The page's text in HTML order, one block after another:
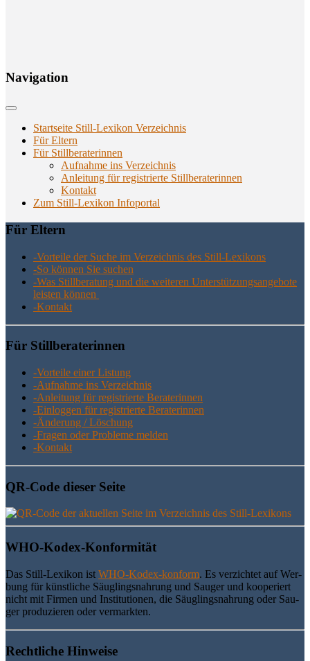
Navi­ga­ti­on
Startseite Still-Lexikon Verzeichnis
Für Eltern
Für Stillberaterinnen
Aufnahme ins Verzeichnis
Anlei­tung für regis­trier­te Stillberaterinnen
Kon­takt
Zum Still-Lexikon Infoportal
Für Eltern
-Vor­tei­le der Suche im Ver­zeich­nis des Still-Lexikons
-So kön­nen Sie suchen
-Was Still­be­ra­tung und die wei­te­ren Unter­stüt­zungs­an­ge­bo­te
leis­ten können
-Kon­takt
Für Still­be­ra­te­rin­nen
-Vor­tei­le einer Listung
-Auf­nah­me ins Verzeichnis
-Anlei­tung für regis­trier­te Beraterinnen
-Ein­log­gen für regis­trier­te Beraterinnen
-Ände­rung / Löschung
-Fra­gen oder Pro­ble­me melden
-Kon­takt
QR-Code die­ser Seite
WHO-Kodex-Kon­for­mi­tät
Das Still-Lexi­kon ist WHO-Kodex-kon­form. Es ver­zich­tet auf Wer­
bung für künst­li­che Säug­lings­nah­rung und Sau­ger und koope­riert
nicht mit Fir­men und Insti­tu­tio­nen, die Säug­lings­nah­rung oder Sau­
ger pro­du­zie­ren oder vermarkten.
Recht­li­che Hinweise